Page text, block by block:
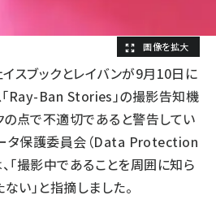
スブックとレイバンが9月10日に
「Ray-Ban Stories」の撮影告知機
の点で不適切であると警告してい
ータ保護委員会（Data Protection
「撮影中であることを周囲に知ら
い」と指摘しました。